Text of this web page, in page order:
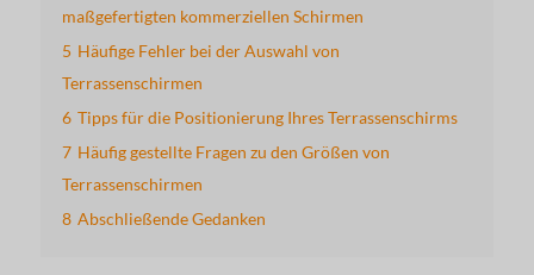
maßgefertigten kommerziellen Schirmen
5 Häufige Fehler bei der Auswahl von
Terrassenschirmen
6 Tipps für die Positionierung Ihres Terrassenschirms
7 Häufig gestellte Fragen zu den Größen von
Terrassenschirmen
8 Abschließende Gedanken